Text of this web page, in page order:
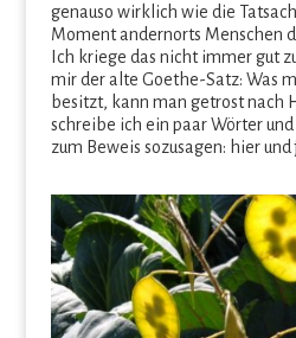
genauso wirklich wie die
Moment andernorts Menschen
Ich kriege das nicht immer gut
mir der alte Goethe-Satz: Was
besitzt, kann man getrost nach
schreibe ich ein paar Wörter
zum Beweis sozusagen: hier und